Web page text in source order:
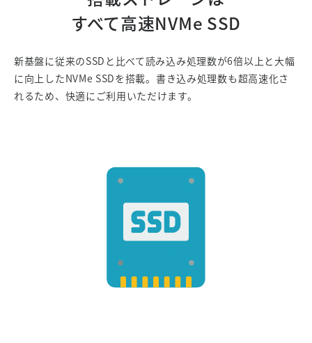
すべて高速NVMe SSD
新基盤に従来のSSDと比べて読み込み処理数が6倍以上と大幅
に向上したNVMe SSDを搭載。書き込み処理数も超高速化さ
れるため、快適にご利用いただけます。